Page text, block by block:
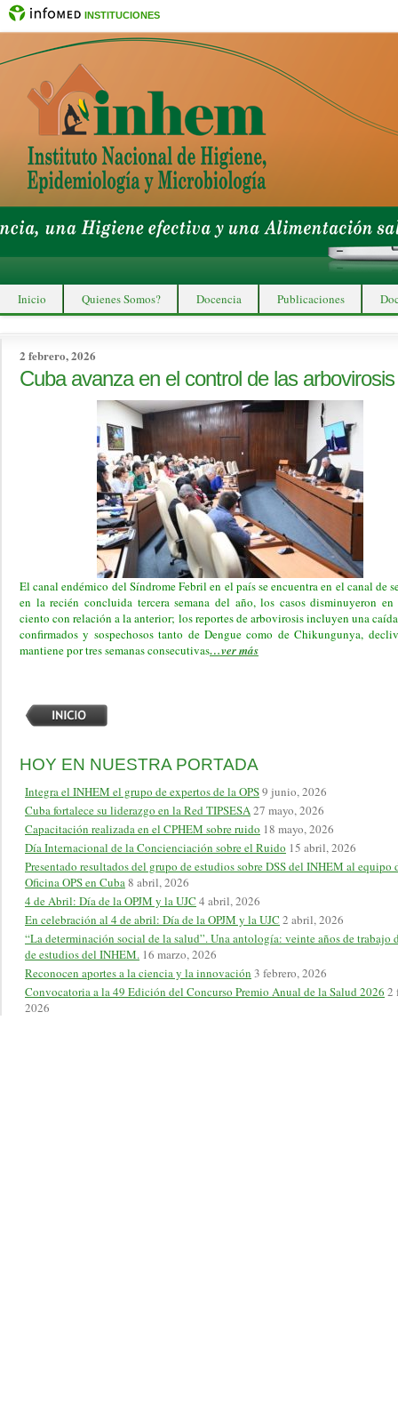
INSTITUCIONES
Inicio Quienes Somos? Docencia Publicaciones
2 febrero, 2026
Cuba avanza en el control de las arbovirosis
El canal endémico del Síndrome Febril en el país se encuentra en el canal de
en la recién concluida tercera semana del año, los casos disminuyeron
ciento con relación a la anterior; los reportes de arbovirosis incluyen una
confirmados y sospechosos tanto de Dengue como de Chikungunya,
mantiene por tres semanas consecutivas…ver más
HOY EN NUESTRA PORTADA
Integra el INHEM el grupo de expertos de la OPS9 junio, 2026
Cuba fortalece su liderazgo en la Red TIPSESA27 mayo, 2026
Capacitación realizada en el CPHEM sobre ruido 18 mayo, 2026
Día Internacional de la Concienciación sobre el Ruido 15 abril, 2026
Presentado resultados del grupo de estudios sobre DSS del INHEM al equipo
Oficina OPS en Cuba8 abril, 2026
4 de Abril: Día de la OPJM y la UJC 4 abril, 2026
En celebración al 4 de abril: Día de la OPJM y la UJC 2 abril, 2026
“La determinación social de la salud”. Una antología: veinte años de trabajo
de estudios del INHEM. 16 marzo, 2026
Reconocen aportes a la ciencia y la innovación 3 febrero, 2026
Convocatoria a la 49 Edición del Concurso Premio Anual de la Salud 2026 2
2026